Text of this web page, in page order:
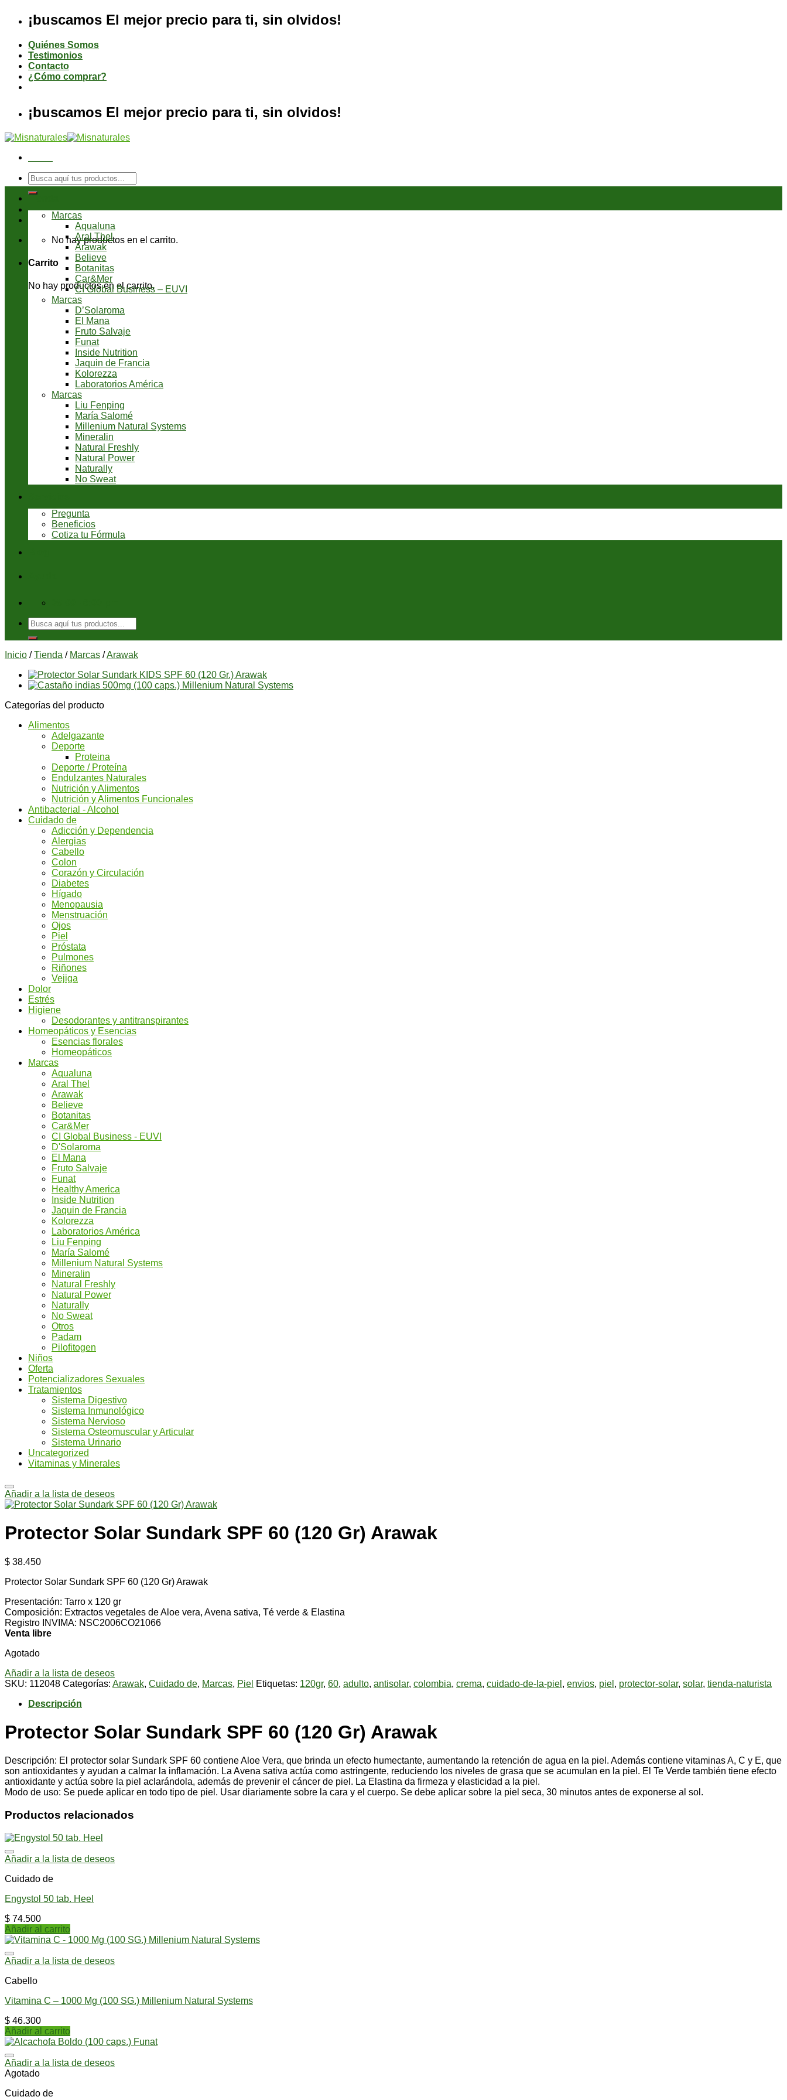
¡buscamos El mejor precio para ti, sin olvidos!
Quiénes Somos
Testimonios
Contacto
¿Cómo comprar?
¡buscamos El mejor precio para ti, sin olvidos!
Buscar
por:
No hay productos en el carrito.
Carrito
No hay productos en el carrito.
Marcas
Aqualuna
Aral Thel
Arawak
Believe
Botanitas
Car&Mer
CI Global Business – EUVI
Marcas
D’Solaroma
El Mana
Fruto Salvaje
Funat
Inside Nutrition
Jaquin de Francia
Kolorezza
Laboratorios América
Marcas
Liu Fenping
María Salomé
Millenium Natural Systems
Mineralin
Natural Freshly
Natural Power
Naturally
No Sweat
Pregunta
Beneficios
Cotiza tu Fórmula
Buscar
por:
Inicio / Tienda / Marcas /Arawak
Categorías del producto
Alimentos
Adelgazante
Deporte
Proteina
Deporte / Proteína
Endulzantes Naturales
Nutrición y Alimentos
Nutrición y Alimentos Funcionales
Antibacterial - Alcohol
Cuidado de
Adicción y Dependencia
Alergias
Cabello
Colon
Corazón y Circulación
Diabetes
Hígado
Menopausia
Menstruación
Ojos
Piel
Próstata
Pulmones
Riñones
Vejiga
Dolor
Estrés
Higiene
Desodorantes y antitranspirantes
Homeopáticos y Esencias
Esencias florales
Homeopáticos
Marcas
Aqualuna
Aral Thel
Arawak
Believe
Botanitas
Car&Mer
CI Global Business - EUVI
D'Solaroma
El Mana
Fruto Salvaje
Funat
Healthy America
Inside Nutrition
Jaquin de Francia
Kolorezza
Laboratorios América
Liu Fenping
María Salomé
Millenium Natural Systems
Mineralin
Natural Freshly
Natural Power
Naturally
No Sweat
Otros
Padam
Pilofitogen
Niños
Oferta
Potencializadores Sexuales
Tratamientos
Sistema Digestivo
Sistema Inmunológico
Sistema Nervioso
Sistema Osteomuscular y Articular
Sistema Urinario
Uncategorized
Vitaminas y Minerales
Añadir a la lista de deseos
Protector Solar Sundark SPF 60 (120 Gr) Arawak
$ 38.450
Protector Solar Sundark SPF 60 (120 Gr) Arawak
Presentación: Tarro x 120 gr
Composición: Extractos vegetales de Aloe vera, Avena sativa, Té verde & Elastina
Registro INVIMA: NSC2006CO21066
Venta libre
Agotado
Añadir a la lista de deseos
SKU: 112048 Categorías: Arawak, Cuidado de, Marcas, Piel Etiquetas: 120gr, 60, adulto, antisolar, colombia, crema, cuidado-de-la-piel , envios, piel , protector-solar, solar, tienda-naturista
Descripción
Protector Solar Sundark SPF 60 (120 Gr) Arawak
Descripción: El protector solar Sundark SPF 60 contiene Aloe Vera, que brinda un efecto humectante, aumentando la retención de agua en la piel. Además contiene vitaminas A, C y E, que
son antioxidantes y ayudan a calmar la inflamación. La Avena sativa actúa como astringente, reduciendo los niveles de grasa que se acumulan en la piel. El Te Verde también tiene efecto
antioxidante y actúa sobre la piel aclarándola, además de prevenir el cáncer de piel. La Elastina da firmeza y elasticidad a la piel.
Modo de uso: Se puede aplicar en todo tipo de piel. Usar diariamente sobre la cara y el cuerpo. Se debe aplicar sobre la piel seca, 30 minutos antes de exponerse al sol.
Productos relacionados
Añadir a la lista de deseos
Cuidado de
Engystol 50 tab. Heel
$ 74.500
Añadir al carrito
Añadir a la lista de deseos
Cabello
Vitamina C – 1000 Mg (100 SG.) Millenium Natural Systems
$ 46.300
Añadir al carrito
Añadir a la lista de deseos
Agotado
Cuidado de